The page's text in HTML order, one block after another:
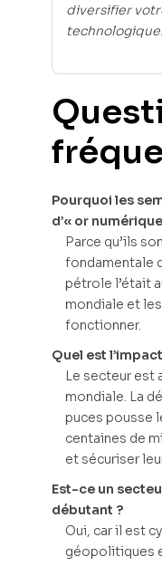
diversifier
technologique.
Pourquoi les
d’« or
Parce qu’ils
fondamentale
pétrole l’était
mondiale et
fonctionner.
Quel est
Le secteur est
mondiale. La
puces pousse
centaines de
et sécuriser
Est-ce un
débutant ?
Oui, car il est
géopolitiques